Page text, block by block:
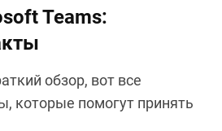
Teams:
обзор, вот все
которые помогут принять